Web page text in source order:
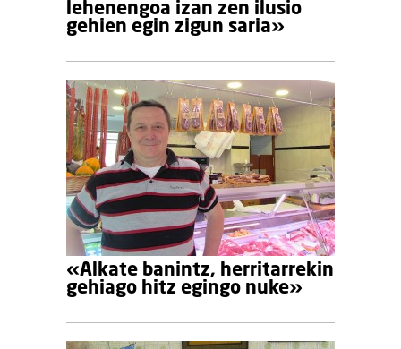
lehenengoa izan zen ilusio
gehien egin zigun saria»
«Alkate banintz, herritarrekin
gehiago hitz egingo nuke»